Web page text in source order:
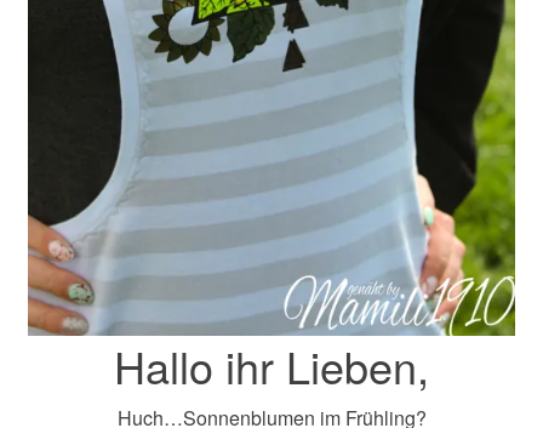
Hallo ihr Lieben,
Huch…Sonnenblumen im Frühling?